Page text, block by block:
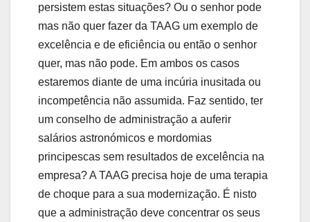
persistem estas situações? Ou o senhor pode
mas não quer fazer da TAAG um exemplo de
excelência e de eficiência ou então o senhor
quer, mas não pode. Em ambos os casos
estaremos diante de uma incúria inusitada ou
incompetência não assumida. Faz sentido, ter
um conselho de administração a auferir
salários astronómicos e mordomias
principescas sem resultados de excelência na
empresa? A TAAG precisa hoje de uma terapia
de choque para a sua modernização. É nisto
que a administração deve concentrar os seus